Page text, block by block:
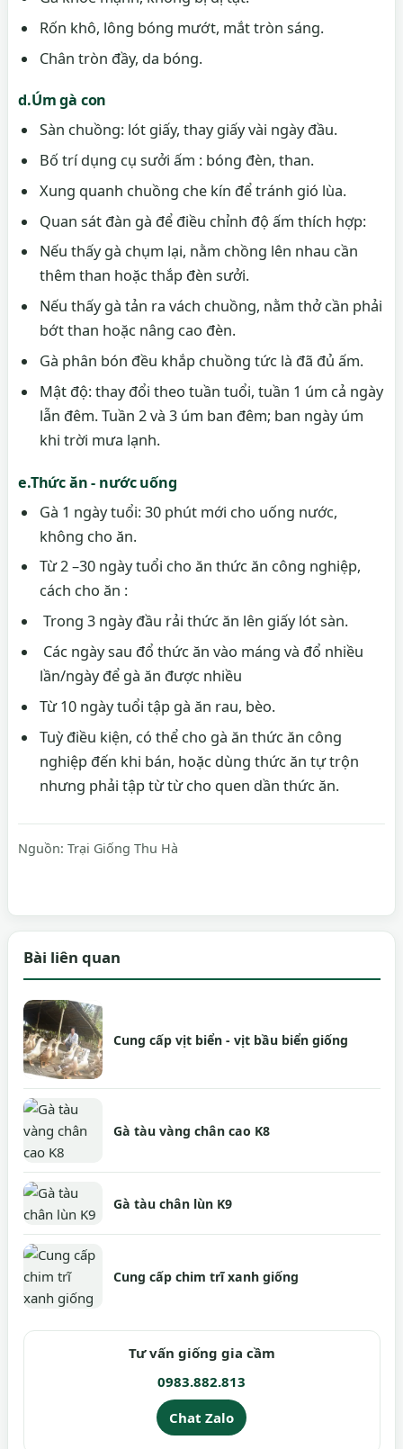
Rốn khô, lông bóng mướt, mắt tròn sáng.
Chân tròn đầy, da bóng.
d.Úm gà con
Sàn chuồng: lót giấy, thay giấy vài ngày đầu.
Bố trí dụng cụ sưởi ấm : bóng đèn, than.
Xung quanh chuồng che kín để tránh gió lùa.
Quan sát đàn gà để điều chỉnh độ ấm thích hợp:
Nếu thấy gà chụm lại, nằm chồng lên nhau cần
thêm than hoặc thắp đèn sưởi.
Nếu thấy gà tản ra vách chuồng, nằm thở cần phải
bớt than hoặc nâng cao đèn.
Gà phân bón đều khắp chuồng tức là đã đủ ấm.
Mật độ: thay đổi theo tuần tuổi, tuần 1 úm cả ngày
lẫn đêm. Tuần 2 và 3 úm ban đêm; ban ngày úm
khi trời mưa lạnh.
e.Thức ăn - nước uống
Gà 1 ngày tuổi: 30 phút mới cho uống nước,
không cho ăn.
Từ 2 –30 ngày tuổi cho ăn thức ăn công nghiệp,
cách cho ăn :
Trong 3 ngày đầu rải thức ăn lên giấy lót sàn.
Các ngày sau đổ thức ăn vào máng và đổ nhiều
lần/ngày để gà ăn được nhiều
Từ 10 ngày tuổi tập gà ăn rau, bèo.
Tuỳ điều kiện, có thể cho gà ăn thức ăn công
nghiệp đến khi bán, hoặc dùng thức ăn tự trộn
nhưng phải tập từ từ cho quen dần thức ăn.
Nguồn: Trại Giống Thu Hà
Bài liên quan
Cung cấp vịt biển - vịt bầu biển giống
Gà tàu vàng chân cao K8
Gà tàu chân lùn K9
Cung cấp chim trĩ xanh giống
Tư vấn giống gia cầm
0983.882.813
Chat Zalo